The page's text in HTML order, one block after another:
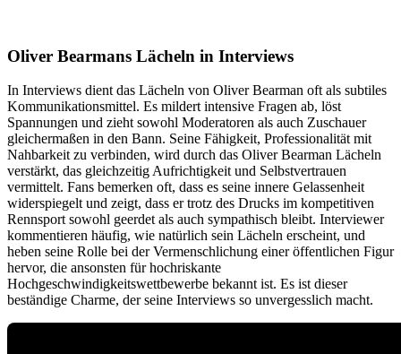
Oliver Bearmans Lächeln in Interviews
In Interviews dient das Lächeln von Oliver Bearman oft als subtiles
Kommunikationsmittel. Es mildert intensive Fragen ab, löst
Spannungen und zieht sowohl Moderatoren als auch Zuschauer
gleichermaßen in den Bann. Seine Fähigkeit, Professionalität mit
Nahbarkeit zu verbinden, wird durch das Oliver Bearman Lächeln
verstärkt, das gleichzeitig Aufrichtigkeit und Selbstvertrauen
vermittelt. Fans bemerken oft, dass es seine innere Gelassenheit
widerspiegelt und zeigt, dass er trotz des Drucks im kompetitiven
Rennsport sowohl geerdet als auch sympathisch bleibt. Interviewer
kommentieren häufig, wie natürlich sein Lächeln erscheint, und
heben seine Rolle bei der Vermenschlichung einer öffentlichen Figur
hervor, die ansonsten für hochriskante
Hochgeschwindigkeitswettbewerbe bekannt ist. Es ist dieser
beständige Charme, der seine Interviews so unvergesslich macht.